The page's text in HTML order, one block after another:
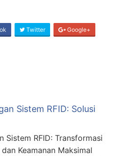
Twitter Google+
Sistem RFID: Solusi
Sistem RFID: Transformasi
Keamanan Maksimal